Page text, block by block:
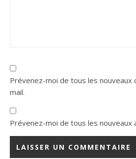
Prévenez-moi de tous les nouveaux
mail.
Prévenez-moi de tous les nouveaux